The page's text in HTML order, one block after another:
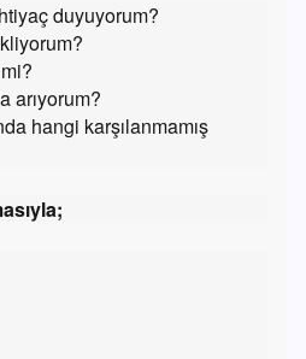
duyuyorum?
arıyorum?
hangi karşılanmamış